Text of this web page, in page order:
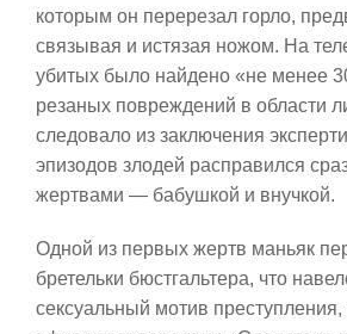
которым он перерезал горло,
связывая и истязая ножом. На
убитых было найдено «не менее
резаных повреждений в области
следовало из заключения
эпизодов злодей расправился
жертвами — бабушкой и внучкой.
Одной из первых жертв маньяк
бретельки бюстгальтера, что
сексуальный мотив